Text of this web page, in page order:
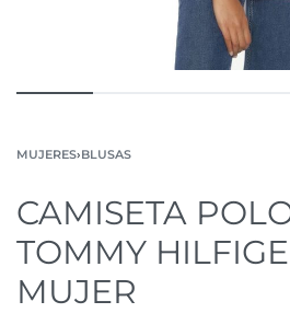
MUJERES›BLUSAS
CAMISETA
TOMMY
MUJER